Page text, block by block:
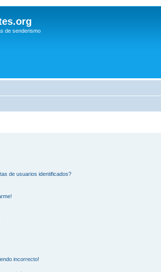
de senderismo
de usuarios identificados?
incorrecto!